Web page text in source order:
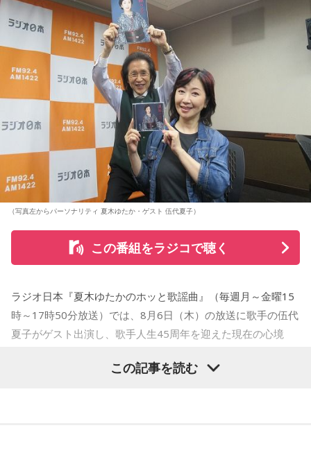
（写真左からパーソナリティ 夏木ゆたか・ゲスト 伍代夏子）
この番組をラジコで聴く
ラジオ日本『夏木ゆたかのホッと歌謡曲』（毎週月～金曜15
時～17時50分放送）では、8月6日（木）の放送に歌手の伍代
夏子がゲスト出演し、歌手人生45周年を迎えた現在の心境
この記事を読む